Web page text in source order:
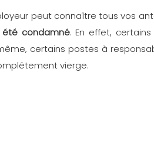
peut connaître tous vos
été condamné. En effet,
certains postes à
vierge.